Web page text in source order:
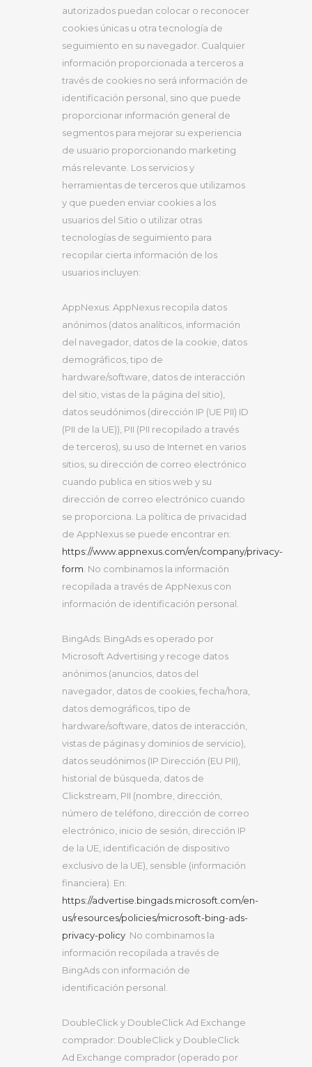
autorizados puedan colocar o reconocer
cookies únicas u otra tecnología de
seguimiento en su navegador. Cualquier
información proporcionada a terceros a
través de cookies no será información de
identificación personal, sino que puede
proporcionar información general de
segmentos para mejorar su experiencia
de usuario proporcionando marketing
más relevante. Los servicios y
herramientas de terceros que utilizamos
y que pueden enviar cookies a los
usuarios del Sitio o utilizar otras
tecnologías de seguimiento para
recopilar cierta información de los
usuarios incluyen:
AppNexus: AppNexus recopila datos
anónimos (datos analíticos, información
del navegador, datos de la cookie, datos
demográficos, tipo de
hardware/software, datos de interacción
del sitio, vistas de la página del sitio),
datos seudónimos (dirección IP (UE PII) ID
(PII de la UE)), PII (PII recopilado a través
de terceros), su uso de Internet en varios
sitios, su dirección de correo electrónico
cuando publica en sitios web y su
dirección de correo electrónico cuando
se proporciona. La política de privacidad
de AppNexus se puede encontrar en:
https://www.appnexus.com/en/company/privacy-
form . No combinamos la información
recopilada a través de AppNexus con
información de identificación personal.
BingAds: BingAds es operado por
Microsoft Advertising y recoge datos
anónimos (anuncios, datos del
navegador, datos de cookies, fecha/hora,
datos demográficos, tipo de
hardware/software, datos de interacción,
vistas de páginas y dominios de servicio),
datos seudónimos (IP Dirección (EU PII),
historial de búsqueda, datos de
Clickstream, PII (nombre, dirección,
número de teléfono, dirección de correo
electrónico, inicio de sesión, dirección IP
de la UE, identificación de dispositivo
exclusivo de la UE), sensible (información
financiera). En:
https://advertise.bingads.microsoft.com/en-
us/resources/policies/microsoft-bing-ads-
privacy-policy No combinamos la
información recopilada a través de
BingAds con información de
identificación personal.
DoubleClick y DoubleClick Ad Exchange
comprador: DoubleClick y DoubleClick
Ad Exchange comprador (operado por